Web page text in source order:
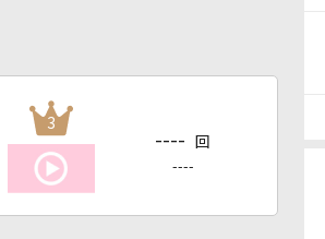
3
---- 回
----